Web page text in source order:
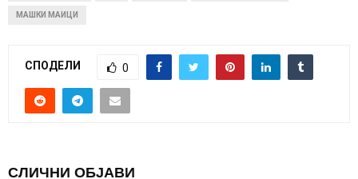
МАШКИ МАИЦИ
СПОДЕЛИ 0
СЛИЧНИ ОБЈАВИ